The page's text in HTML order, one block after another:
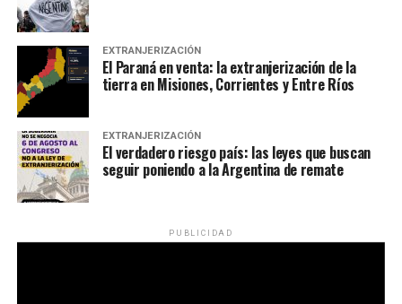
EXTRANJERIZACIÓN
El Paraná en venta: la extranjerización de la
tierra en Misiones, Corrientes y Entre Ríos
EXTRANJERIZACIÓN
El verdadero riesgo país: las leyes que buscan
seguir poniendo a la Argentina de remate
PUBLICIDAD